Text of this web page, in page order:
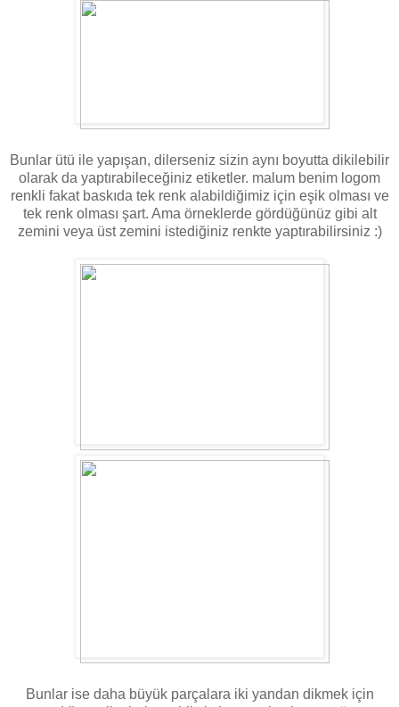
Bunlar ütü ile yapışan, dilerseniz sizin aynı boyutta dikilebilir
olarak da yaptırabileceğiniz etiketler. malum benim logom
renkli fakat baskıda tek renk alabildiğimiz için eşik olması ve
tek renk olması şart. Ama örneklerde gördüğünüz gibi alt
zemini veya üst zemini istediğiniz renkte yaptırabilirsiniz :)
Bunlar ise daha büyük parçalara iki yandan dikmek için